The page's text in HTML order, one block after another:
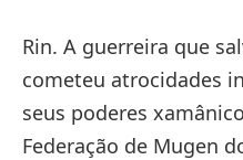
Rin. A guerreira que
cometeu atrocidades
seus poderes
Federação de Mugen